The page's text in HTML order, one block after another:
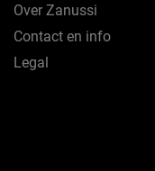
Over Zanussi
Contact en info
Legal